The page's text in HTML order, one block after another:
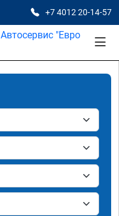
+7 4012 20-14-57